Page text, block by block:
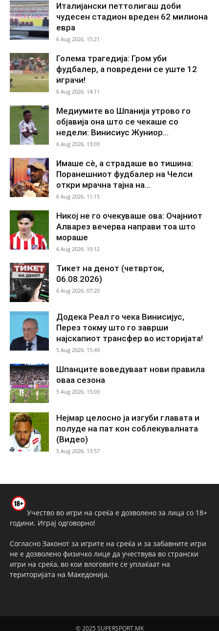
Италијански петтолигаш доби
чудесен стадион вреден 62 милиона
евра
6 Aug 2026. 15:21
Голема трагедија: Гром уби
фудбалер, а повредени се уште 12
играчи!
6 Aug 2026. 14:11
Медиумите во Шпанија утрово го
објавија она што се чекаше со
недели: Винисиус Жуниор...
6 Aug 2026. 13:03
Имаше сè, а страдаше во тишина:
Поранешниот фудбалер на Челси
откри мрачна тајна на...
6 Aug 2026. 11:15
Никој не го очекуваше ова: Очајниот
Алварез вечерва направи тоа што
мораше
6 Aug 2026. 10:12
Тикет на денот (четврток,
06.08.2026)
6 Aug 2026. 07:20
Додека Реал го чека Винисијус,
Перез токму што го заврши
најскапиот трансфер во историјата!
5 Aug 2026. 15:49
Шпанците воведуваат нови правила
оваа сезона
5 Aug 2026. 15:03
Нејмар целосно ја изгуби главата и
полуде на пат кон соблекувалната
(Видео)
5 Aug 2026. 13:57
Учество во игри на среќа е дозволено за лица со 18+
години. Играј одговорно!
Согласно Законот за игрите на среќа и за забавните игри
не е дозволено физичко лице да учествува во странски
игри на среќа, во кои влоговите се уплаќаат на
територијата на Македонија.
© 2025 SUPERSPORT.MK